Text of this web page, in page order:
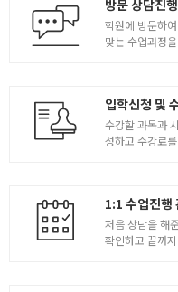
- 실전 촬영시 핵심
- 촬영시 주의점 이
- 움직이는 자막과 이
프리미어 편집 실
- 키프레임 + 마스크
( 흑백, 색상교정,
- 프리미어Pro 활
방문 상담진행
학원에 방문하
맞는 수업과정
입학신청 및
수강할 과목과
성하고 수강료
1:1 수업진행
처음 상담을 해
확인하고 끝까